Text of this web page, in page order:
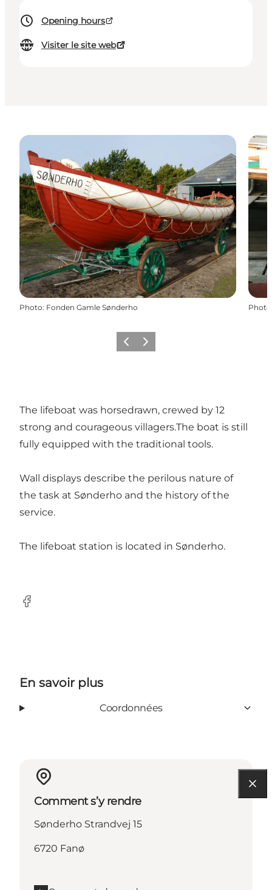
Opening hours
Visiter le site web
Photo: Fonden Gamle Sønderho Photo
PrécédentSuivant
The lifeboat was horsedrawn, crewed by 12
strong and courageous villagers.The boat is still
fully equipped with the traditional tools.
Wall displays describe the perilous nature of
the task at Sønderho and the history of the
service.
The lifeboat station is located in Sønderho.
Facebook
En savoir plus
Coordonnées
Comment s’y rendre
Sønderho Strandvej 15
6720 Fanø